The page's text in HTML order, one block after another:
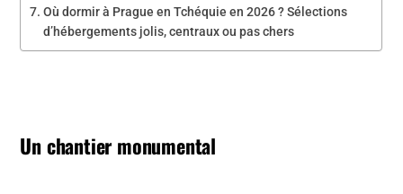
Où dormir à Prague en Tchéquie en 2026 ? Sélections
d’hébergements jolis, centraux ou pas chers
Un chantier monumental